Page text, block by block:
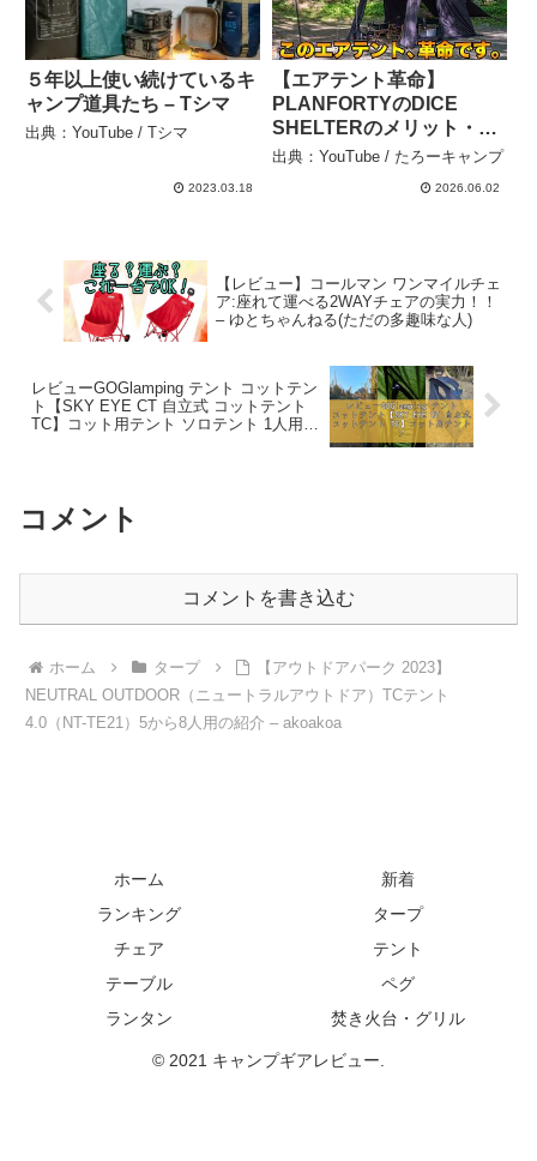
５年以上使い続けているキ
ャンプ道具たち – Tシマ
出典：YouTube / Tシマ
2023.03.18
【エアテント革命】
PLANFORTYのDICE
SHELTERのメリット・デ
メリットを詳細レビュー –
出典：YouTube / たろーキャンプ
2026.06.02
【レビュー】コールマン ワンマイルチェ
ア:座れて運べる2WAYチェアの実力！！
– ゆとちゃんねる(ただの多趣味な人)
レビューGOGlamping テント コットテン
ト【SKY EYE CT 自立式 コットテント
TC】コット用テント ソロテント 1人用
コメント
コメントを書き込む
ホーム タープ
【アウトドアパーク 2023】
NEUTRAL OUTDOOR（ニュートラルアウトドア）TCテント
4.0（NT-TE21）5から8人用の紹介 – akoakoa
ホーム
新着
ランキング
タープ
チェア
テント
テーブル
ペグ
ランタン
焚き火台・グリル
© 2021 キャンプギアレビュー.